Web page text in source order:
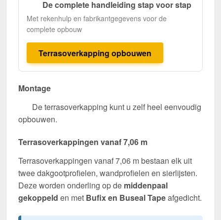
De complete handleiding stap voor stap
Met rekenhulp en fabrikantgegevens voor de
complete opbouw
Terrasoverkapping opbouwen
Montage
De terrasoverkapping kunt u zelf heel eenvoudig
opbouwen.
Terrasoverkappingen vanaf 7,06 m
Terrasoverkappingen vanaf 7,06 m bestaan elk uit
twee dakgootprofielen, wandprofielen en sierlijsten.
Deze worden onderling op de middenpaal
gekoppeld en met Bufix en Buseal Tapeafgedicht.